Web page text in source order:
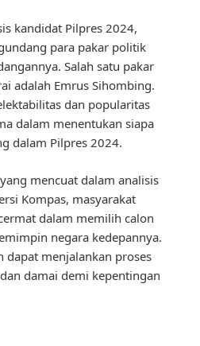
kandidat Pilpres 2024,
para pakar politik
Salah satu pakar
adalah Emrus Sihombing.
dan popularitas
dalam menentukan siapa
dalam Pilpres 2024.
mencuat dalam analisis
Kompas, masyarakat
dalam memilih calon
negara kedepannya.
dapat menjalankan proses
damai demi kepentingan